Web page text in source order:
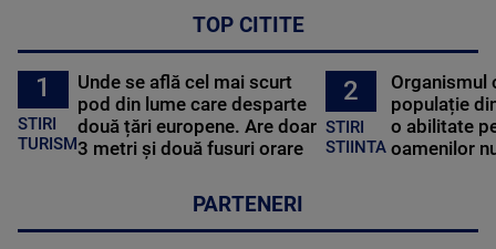
TOP CITITE
1
STIRI
TURISM
Unde se află cel mai scurt
pod din lume care desparte
două țări europene. Are doar
3 metri și două fusuri orare
2
STIRI
STIINTA
Organismul
populație
o abilitate
oamenilor
PARTENERI